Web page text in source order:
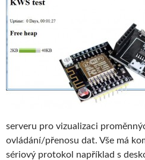
serveru pro vizualizaci
ovládání/přenosu dat. Vše má
sériový protokol například s